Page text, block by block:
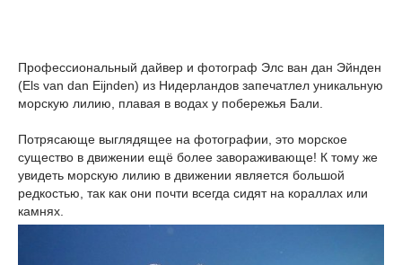
Профессиональный дайвер и фотограф Элс ван дан Эйнден
(Els van dan Eijnden) из Нидерландов запечатлел уникальную
морскую лилию, плавая в водах у побережья Бали.
Потрясающе выглядящее на фотографии, это морское
существо в движении ещё более завораживающе! К тому же
увидеть морскую лилию в движении является большой
редкостью, так как они почти всегда сидят на кораллах или
камнях.